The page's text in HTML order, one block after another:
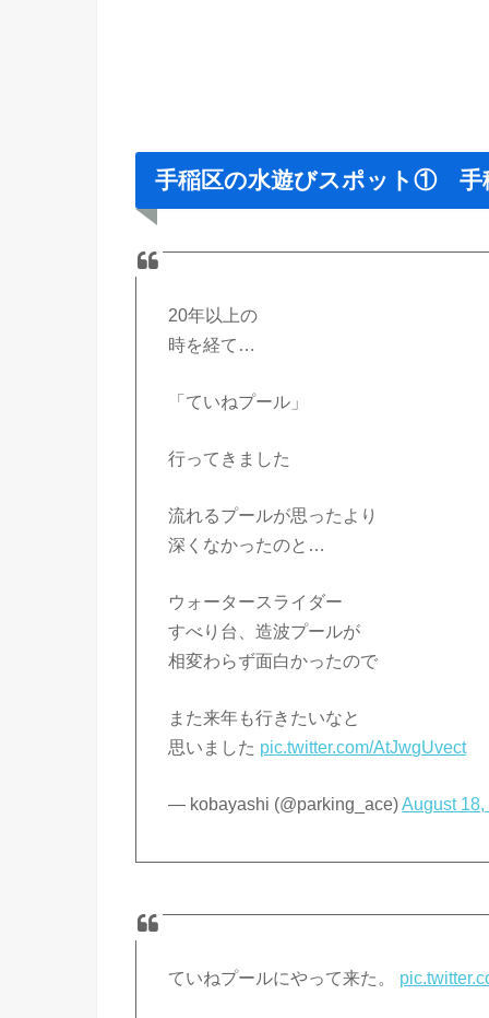
手稲区の水遊びスポット① 手
20年以上の
時を経て…
「ていねプール」
行ってきました
流れるプールが思ったより
深くなかったのと…
ウォータースライダー
すべり台、造波プールが
相変わらず面白かったので
また来年も行きたいなと
思いました pic.twitter.com/AtJwgUvect
— kobayashi (@parking_ace)August 18,
ていねプールにやって来た。